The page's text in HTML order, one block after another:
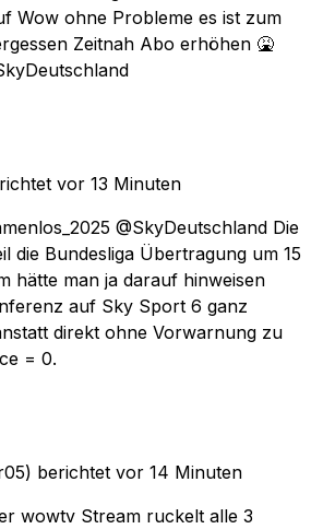
Wow ohne Probleme es ist zum
Zeitnah Abo erhöhen 🤮
vor 13 Minuten
@SkyDeutschland Die
die Bundesliga Übertragung um 15
hätte man ja darauf hinweisen
auf Sky Sport 6 ganz
direkt ohne Vorwarnung zu
= 0.
berichtet vor 14 Minuten
wowtv Stream ruckelt alle 3